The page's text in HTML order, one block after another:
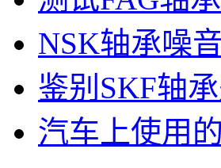
NSK轴承噪
鉴别SKF轴
汽车上使用